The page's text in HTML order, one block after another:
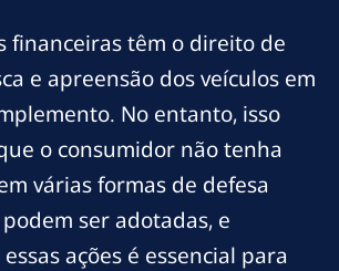
financeiras têm o direito de
e apreensão dos veículos em
No entanto, isso
o consumidor não tenha
várias formas de defesa
ser adotadas, e
ações é essencial para